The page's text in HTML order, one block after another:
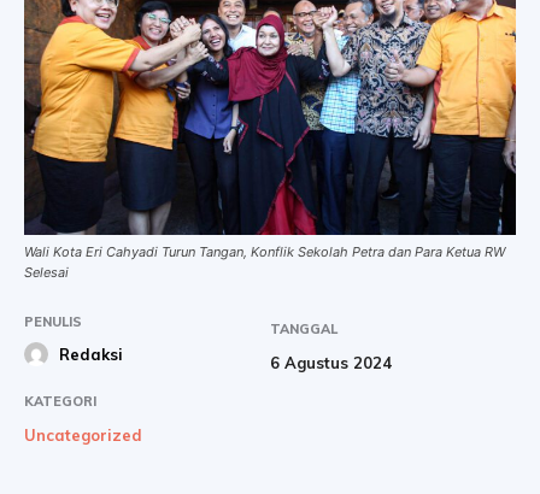
Wali Kota Eri Cahyadi Turun Tangan, Konflik Sekolah Petra dan Para Ketua RW
Selesai
PENULIS
Redaksi
TANGGAL
6 Agustus 2024
KATEGORI
Uncategorized